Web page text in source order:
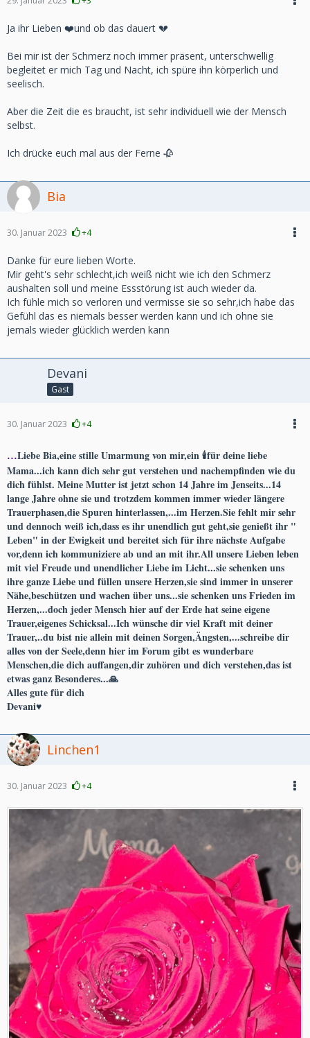
absoluten Nichts.
Es tut so furchtbar weh und ich kann mir überhaupt nicht
vorstellen,daß es jemals besser wird.
Kann auch seit 2 Wochen nicht Essen,zum trinken zwinge
ich mich, nicht unsere Wohnung betreten, fühle mich
einfach nur einsam und verloren.
Entschuldigt bitte wenn alles etwas durcheinander
geschrieben ist, ich bin so durcheinander und verzweifelt.
Ja ihr Lieben ❤️und ob das dauert 💔
Bei mir ist der Schmerz noch immer präsent, unterschwellig
begleitet er mich Tag und Nacht, ich spüre ihn körperlich und
seelisch.
Aber die Zeit die es braucht, ist sehr individuell wie der Mensch
selbst.
Ich drücke euch mal aus der Ferne 🥀
Bia
30. Januar 2023 +4
Danke für eure lieben Worte.
Mir geht's sehr schlecht,ich weiß nicht wie ich den Schmerz
aushalten soll und meine Essstörung ist auch wieder da.
Ich fühle mich so verloren und vermisse sie so sehr,ich habe das
Gefühl das es niemals besser werden kann und ich ohne sie
jemals wieder glücklich werden kann
Devani
Gast
30. Januar 2023 +4
...Liebe Bia,eine stille Umarmung von mir,ein 🕯für deine liebe
Mama...ich kann dich sehr gut verstehen und nachempfinden wie du
dich fühlst. Meine Mutter ist jetzt schon 14 Jahre im Jenseits...14
lange Jahre ohne sie und trotzdem kommen immer wieder längere
Trauerphasen,die Spuren hinterlassen,...im Herzen.Sie fehlt mir sehr
und dennoch weiß ich,dass es ihr unendlich gut geht,sie genießt ihr "
Leben" in der Ewigkeit und bereitet sich für ihre nächste Aufgabe
vor,denn ich kommuniziere ab und an mit ihr.All unsere Lieben leben
mit viel Freude und unendlicher Liebe im Licht...sie schenken uns
ihre ganze Liebe und füllen unsere Herzen,sie sind immer in unserer
Nähe,beschützen und wachen über uns...sie schenken uns Frieden im
Herzen,...doch jeder Mensch hier auf der Erde hat seine eigene
Trauer,eigenes Schicksal...Ich wünsche dir viel Kraft mit deiner
Trauer,..du bist nie allein mit deinen Sorgen,Ängsten,...schreibe dir
alles von der Seele,denn hier im Forum gibt es wunderbare
Menschen,die dich auffangen,dir zuhören und dich verstehen,das ist
etwas ganz Besonderes...🙏
Alles gute für dich
Devani♥️
Linchen1
30. Januar 2023 +4